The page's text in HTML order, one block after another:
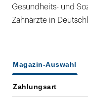
Gesundheits- und
Zahnärzte in
Magazin-Auswahl
Zahlungsart